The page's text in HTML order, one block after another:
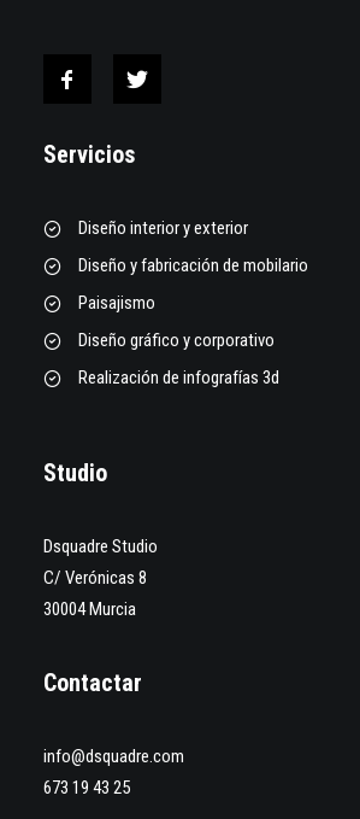
Servicios
Diseño interior y exterior
Diseño y fabricación de mobilario
Paisajismo
Diseño gráfico y corporativo
Realización de infografías 3d
Studio
Dsquadre Studio
C/ Verónicas 8
30004 Murcia
Contactar
info@dsquadre.com
673 19 43 25